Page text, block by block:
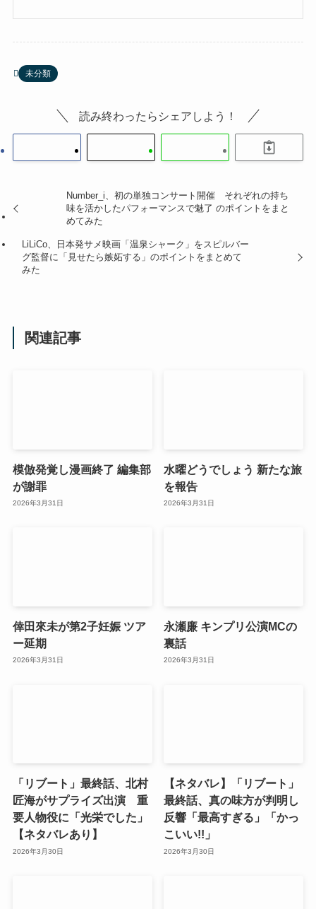
未分類
読み終わったらシェアしよう！
Number_i、初の単独コンサート開催 それぞれの持ち
味を活かしたパフォーマンスで魅了 のポイントをまと
めてみた
LiLiCo、日本発サメ映画「温泉シャーク」をスピルバー
グ監督に「見せたら嫉妬する」のポイントをまとめて
みた
関連記事
模倣発覚し漫画終了 編集部
が謝罪
2026年3月31日
水曜どうでしょう 新たな旅
を報告
2026年3月31日
倖田來未が第2子妊娠 ツア
ー延期
2026年3月31日
永瀬廉 キンプリ公演MCの
裏話
2026年3月31日
「リブート」最終話、北村
匠海がサプライズ出演 重
要人物役に「光栄でした」
【ネタバレあり】
2026年3月30日
【ネタバレ】「リブート」
最終話、真の味方が判明し
反響「最高すぎる」「かっ
こいい!!」
2026年3月30日